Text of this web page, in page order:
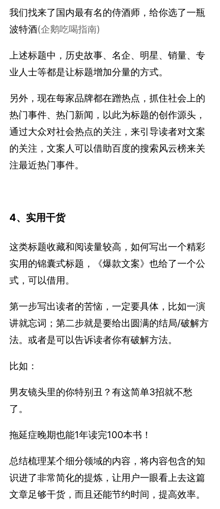
我们找来了国内最有名的侍酒师，给你选了一瓶
波特酒(企鹅吃喝指南)
上述标题中，历史故事、名企、明星、销量、专
业人士等都是让标题增加分量的方式。
另外，现在每家品牌都在蹭热点，抓住社会上的
热门事件、热门新闻，以此为标题的创作源头，
通过大众对社会热点的关注，来引导读者对文案
的关注，文案人可以借助百度的搜索风云榜来关
注最近热门事件。
4、实用干货
这类标题收藏和阅读量较高，如何写出一个精彩
实用的锦囊式标题，《爆款文案》也给了一个公
式，可以借用。
第一步写出读者的苦恼，一定要具体，比如一演
讲就忘词；第二步就是要给出圆满的结局/破解方
法。或者是可以告诉读者你有破解方法。
比如：
男友镜头里的你特别丑？有这简单3招就不愁
了。
拖延症晚期也能1年读完100本书！
总结梳理某个细分领域的内容，将内容包含的知
识进了非常简化的提炼，让用户一眼看上去这篇
文章足够干货，而且还能节约时间，提高效率。